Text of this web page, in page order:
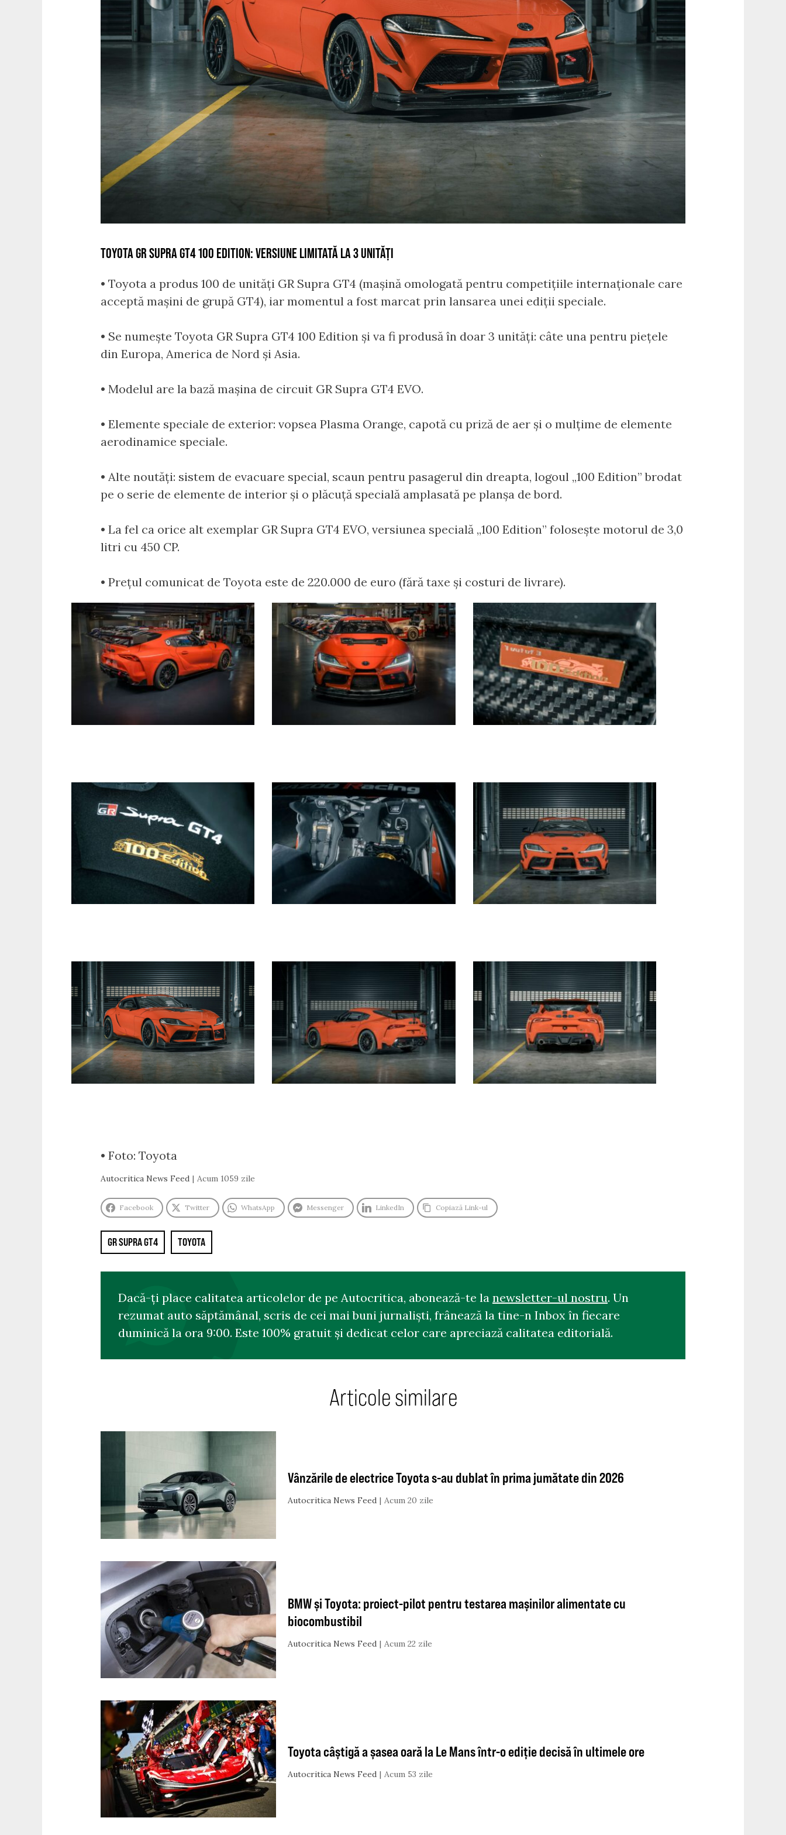
TOYOTA GR SUPRA GT4 100 EDITION: VERSIUNE LIMITATĂ LA 3 UNITĂȚI
• Toyota a produs 100 de unități GR Supra GT4 (mașină omologată pentru competițiile internaționale care
acceptă mașini de grupă GT4), iar momentul a fost marcat prin lansarea unei ediții speciale.
• Se numește Toyota GR Supra GT4 100 Edition și va fi produsă în doar 3 unități: câte una pentru piețele
din Europa, America de Nord și Asia.
• Modelul are la bază mașina de circuit GR Supra GT4 EVO.
• Elemente speciale de exterior: vopsea Plasma Orange, capotă cu priză de aer și o mulțime de elemente
aerodinamice speciale.
• Alte noutăți: sistem de evacuare special, scaun pentru pasagerul din dreapta, logoul „100 Edition” brodat
pe o serie de elemente de interior și o plăcuță specială amplasată pe planșa de bord.
• La fel ca orice alt exemplar GR Supra GT4 EVO, versiunea specială „100 Edition” folosește motorul de 3,0
litri cu 450 CP.
• Prețul comunicat de Toyota este de 220.000 de euro (fără taxe și costuri de livrare).
• Foto: Toyota
Autocritica News Feed Acum 1059 zile
Facebook Twitter WhatsApp Messenger LinkedIn Copiază Link-ul
GR SUPRA GT4 TOYOTA
Dacă-ți place calitatea articolelor de pe Autocritica, abonează-te la newsletter-ul nostru. Un
rezumat auto săptămânal, scris de cei mai buni jurnaliști, frânează la tine-n Inbox în fiecare
duminică la ora 9:00. Este 100% gratuit și dedicat celor care apreciază calitatea editorială.
Articole similare
Vânzările de electrice Toyota s-au dublat în prima jumătate din 2026
Autocritica News Feed Acum 20 zile
BMW și Toyota: proiect-pilot pentru testarea mașinilor alimentate cu
biocombustibil
Autocritica News Feed Acum 22 zile
Toyota câștigă a șasea oară la Le Mans într-o ediție decisă în ultimele ore
Autocritica News Feed Acum 53 zile